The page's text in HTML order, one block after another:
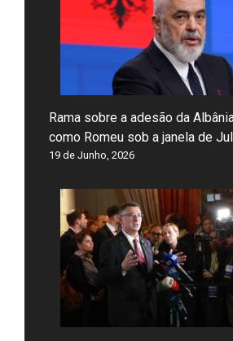
Rama sobre a adesão da
como Romeu sob a janela de
19 de Junho, 2026